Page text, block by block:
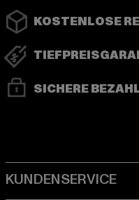
KOSTENLOSE
SICHERE